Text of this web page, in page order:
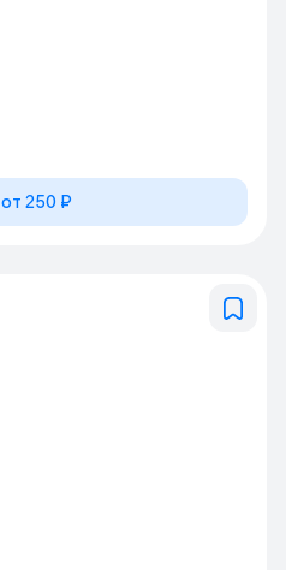
от 250 ₽